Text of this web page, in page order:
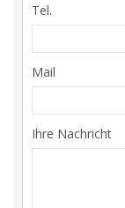
Tel.
Mail
Ihre Nachricht